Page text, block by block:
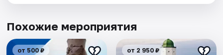
Похожие мероприятия
от 500 ₽ от 2 950 ₽